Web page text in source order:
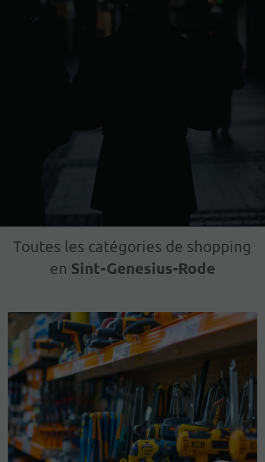
Toutes les catégories de shopping
en Sint-Genesius-Rode